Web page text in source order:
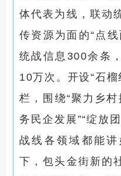
体代表为线，联动
传资源为面的“点
统战信息300余条
10万次。开设“石
栏，围绕“聚力乡村
务民企发展”“绽放
战线各领域都能
下，包头金街新的